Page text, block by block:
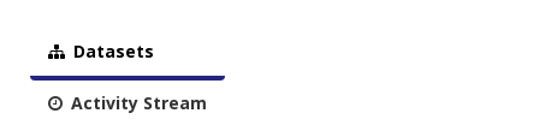
Datasets
Activity Stream